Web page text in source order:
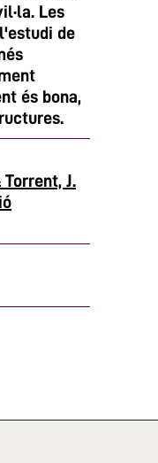
Les
de
és bona,
Torrent, J.